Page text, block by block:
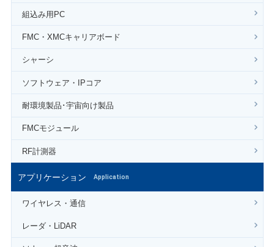
組込み用PC
FMC・XMCキャリアボード
シャーシ
ソフトウェア・IPコア
耐環境製品･宇宙向け製品
FMCモジュール
RF計測器
アプリケーション Application
ワイヤレス・通信
レーダ・LiDAR